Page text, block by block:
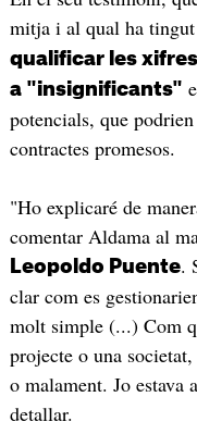
mitja i al qual ha
qualificar les
a "insignificants"
potencials, que
contractes promesos.
"Ho explicaré de
comentar Aldama al
Leopoldo Puente.
clar com es
molt simple (...) Com
projecte o una
o malament. Jo estava
detallar.